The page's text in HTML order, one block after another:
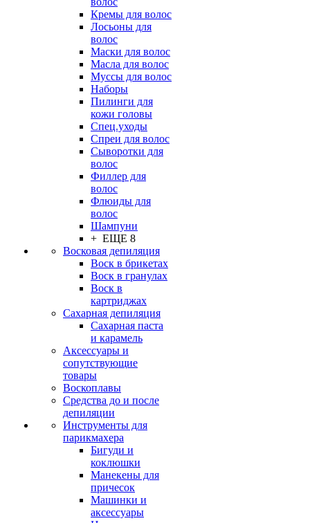
Кремы для волос
Лосьоны для
волос
Маски для волос
Масла для волос
Муссы для волос
Наборы
Пилинги для
кожи головы
Спец.уходы
Спреи для волос
Сыворотки для
волос
Филлер для
волос
Флюиды для
волос
Шампуни
+ ЕЩЕ 8
Восковая депиляция
Воск в брикетах
Воск в гранулах
Воск в
картриджах
Сахарная депиляция
Сахарная паста
и карамель
Аксессуары и
сопутствующие
товары
Воскоплавы
Средства до и после
депиляции
Инструменты для
парикмахера
Бигуди и
коклюшки
Манекены для
причесок
Машинки и
аксессуары